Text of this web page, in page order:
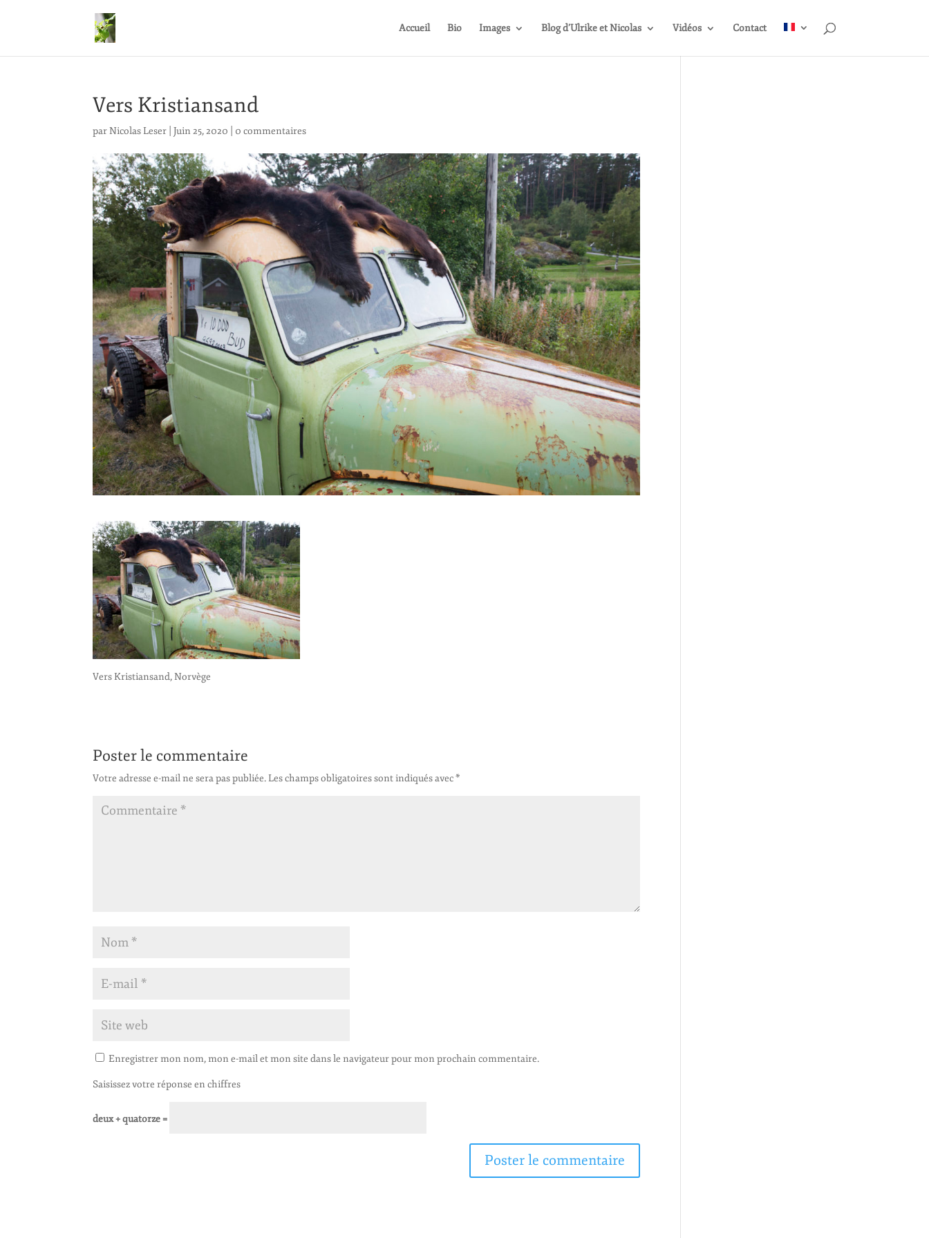
Accueil Bio Images Blog d’Ulrike et Nicolas Vidéos Contact
Vers Kristiansand
parNicolas Leser |Juin 25, 2020 0 commentaires
Vers Kristiansand, Norvège
Poster le commentaire
Votre adresse e-mail ne sera pas publiée. Les champs obligatoires sont indiqués avec*
Enregistrer mon nom, mon e-mail et mon site dans le navigateur pour mon prochain commentaire.
Saisissez votre réponse en chiffres
deux + quatorze =